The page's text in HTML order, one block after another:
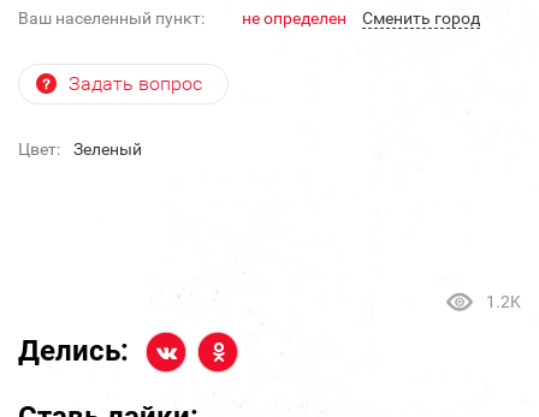
Ваш населенный пункт: не определен Cменить город
Задать вопрос
Цвет: Зеленый
1.2K
Делись: